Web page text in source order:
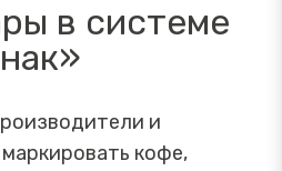
в системе
и
кофе,